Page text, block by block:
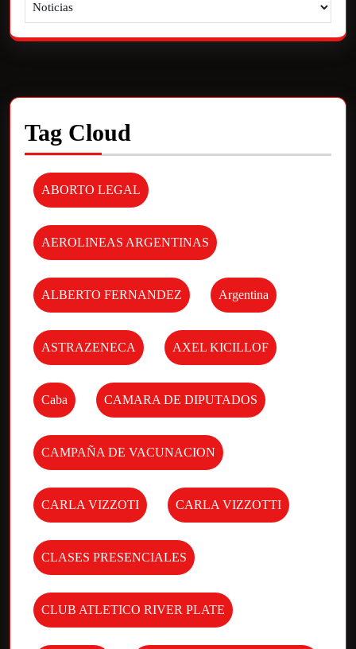
Tag Cloud
ABORTO LEGAL
AEROLINEAS ARGENTINAS
ALBERTO FERNANDEZ Argentina
ASTRAZENECA AXEL KICILLOF
Caba CAMARA DE DIPUTADOS
CAMPAÑA DE VACUNACION
CARLA VIZZOTI CARLA VIZZOTTI
CLASES PRESENCIALES
CLUB ATLETICO RIVER PLATE